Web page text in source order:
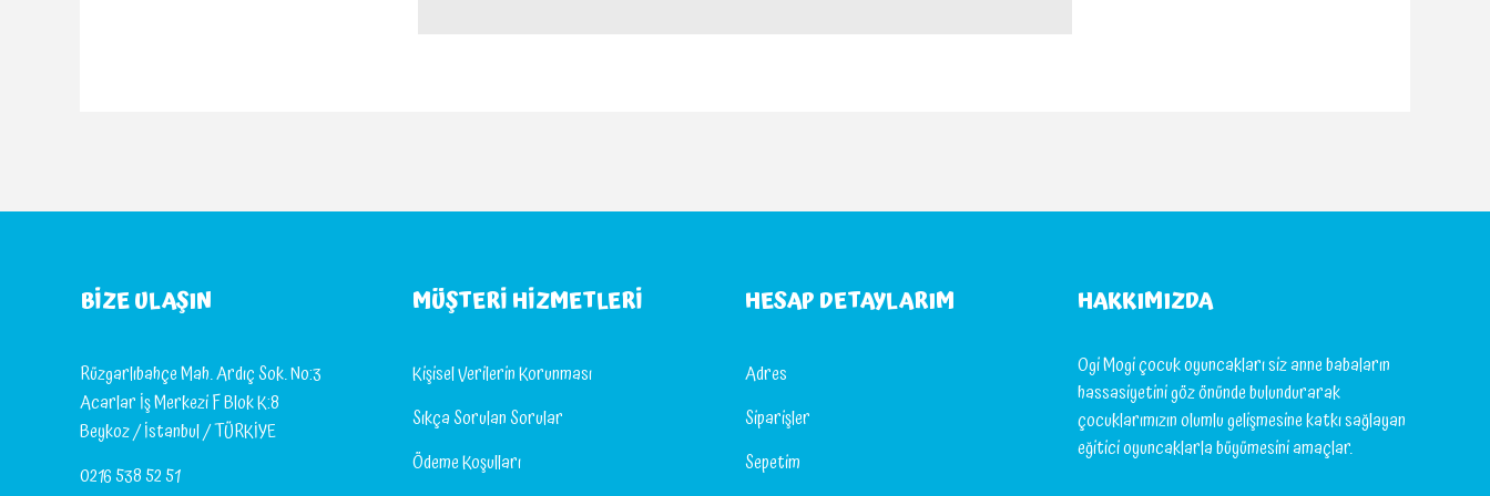
BIZE ULAŞIN
Rüzgarlıbahçe Mah. Ardıç Sok. No:3
Acarlar İş Merkezi F Blok K:8
Beykoz / İstanbul / TÜRKİYE
0216 538 52 51
MÜŞTERI HIZMETLERI
Kişisel Verilerin Korunması
Sıkça Sorulan Sorular
Ödeme Koşulları
HESAP DETAYLARIM
Adres
Siparişler
Sepetim
HAKKIMIZDA
Ogi Mogi çocuk oyuncakları siz anne babaların
hassasiyetini göz önünde bulundurarak
çocuklarımızın olumlu gelişmesine katkı sağlayan
eğitici oyuncaklarla büyümesini amaçlar.